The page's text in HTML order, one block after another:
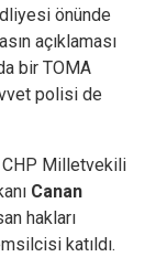
önünde
açıklaması
bir TOMA
polisi de
CHP Milletvekili
Canan
hakları
katıldı.